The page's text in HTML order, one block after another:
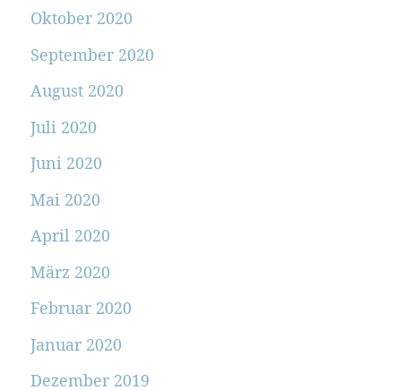
Oktober 2020
September 2020
August 2020
Juli 2020
Juni 2020
Mai 2020
April 2020
März 2020
Februar 2020
Januar 2020
Dezember 2019